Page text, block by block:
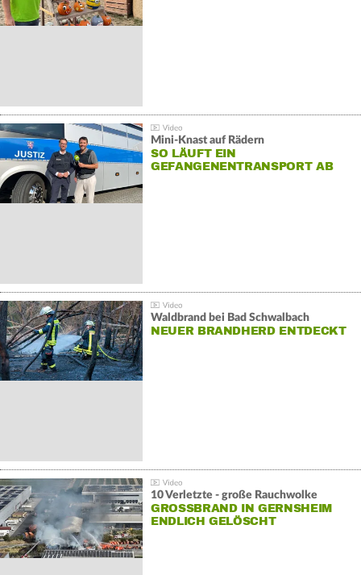
Mini-Knast auf Rädern
SO LÄUFT EIN
GEFANGENENTRANSPORT AB
Waldbrand bei Bad Schwalbach
NEUER BRANDHERD ENTDECKT
10 Verletzte - große Rauchwolke
GROSSBRAND IN GERNSHEIM E
NDLICH GELÖSCHT